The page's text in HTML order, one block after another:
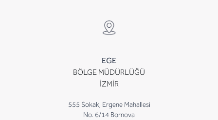
EGE
BÖLGE MÜDÜRLÜĞÜ
İZMİR
555 Sokak, Ergene Mahallesi
No. 6/14 Bornova